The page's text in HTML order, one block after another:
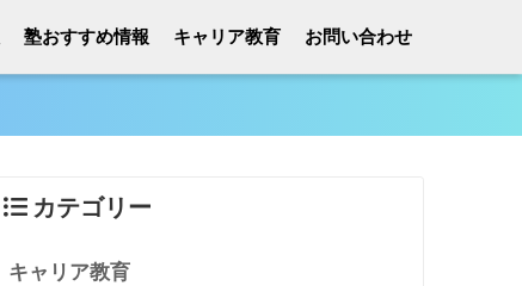
塾おすすめ情報 キャリア教育 お問い合わせ
カテゴリー
キャリア教育